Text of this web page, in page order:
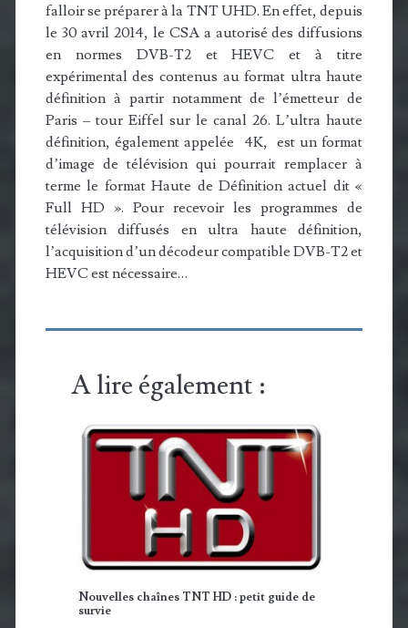
falloir se préparer à la TNT UHD. En effet, depuis
le 30 avril 2014, le CSAa autorisé des diffusions
en normes DVB-T2 et HEVC et à titre
expérimental des contenus au format ultra haute
définition à partir notamment de l’émetteur de
Paris – tour Eiffel sur le canal 26. L’ultra haute
définition, également appelée 4K, est un format
d’image de télévision qui pourrait remplacer à
terme le format Haute de Définition actuel dit «
Full HD ». Pour recevoir les programmes de
télévision diffusés en ultra haute définition,
l’acquisition d’un décodeur compatible DVB-T2 et
HEVC est nécessaire…
A lire également :
Nouvelles chaînes TNT HD : petit guide de
survie